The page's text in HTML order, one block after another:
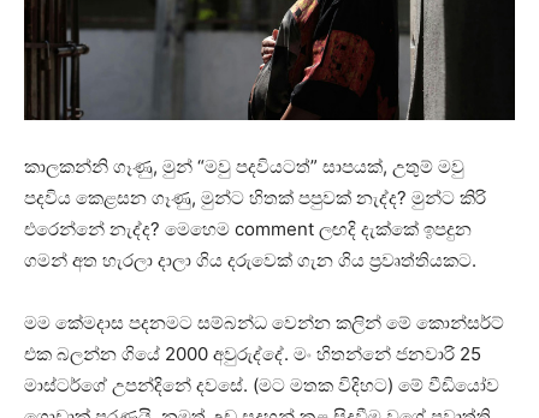
කාලකන්නි ගෑණු, මුන් “මවු පදවියටත්” සාපයක්, උතුම් මවු
පදවිය කෙළසන ගෑණු, මුන්ට හිතක් පපුවක් නැද්ද? මුන්ට කිරි
එරෙන්නේ නැද්ද? මෙහෙම comment ලඟදි දැක්කේ ඉපදුන
ගමන් අත හැරලා දාලා ගිය දරුවෙක් ගැන ගිය ප්‍රවෘත්තියකට.
මම කේමදාස පදනමට සම්බන්ධ වෙන්න කලින් මේ කොන්සර්ට්
එක බලන්න ගියේ 2000 අවුරුද්දේ. මං හිතන්නේ ජනවාරි 25
මාස්ටර්ගේ උපන්දිනේ දවසේ. (මට මතක විදිහට) මේ වීඩියෝව